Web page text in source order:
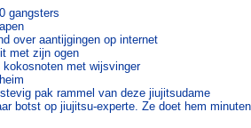
gangsters
over aantijgingen op internet
met zijn ogen
met wijsvinger
pak rammel van deze jiujitsudame
botst op jiujitsu-experte. Ze doet hem